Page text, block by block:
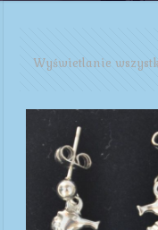
Wyświetlanie